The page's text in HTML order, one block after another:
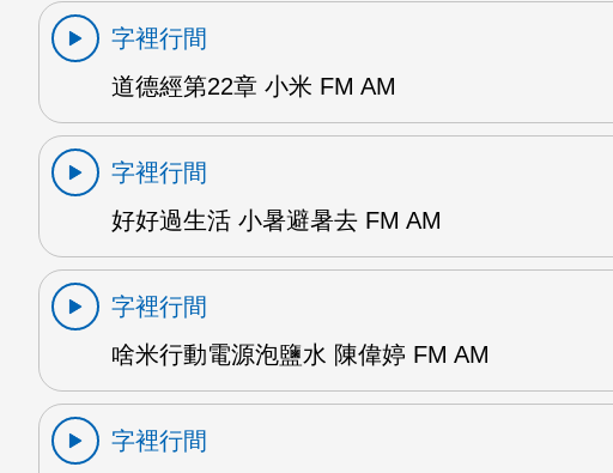
字裡行間
道德經第22章 小米 FM AM
字裡行間
好好過生活 小暑避暑去 FM AM
字裡行間
啥米行動電源泡鹽水 陳偉婷 FM AM
字裡行間